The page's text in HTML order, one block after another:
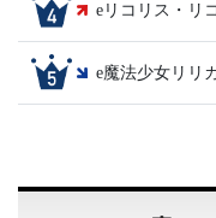
eリコリス・リ
e魔法少女リリ